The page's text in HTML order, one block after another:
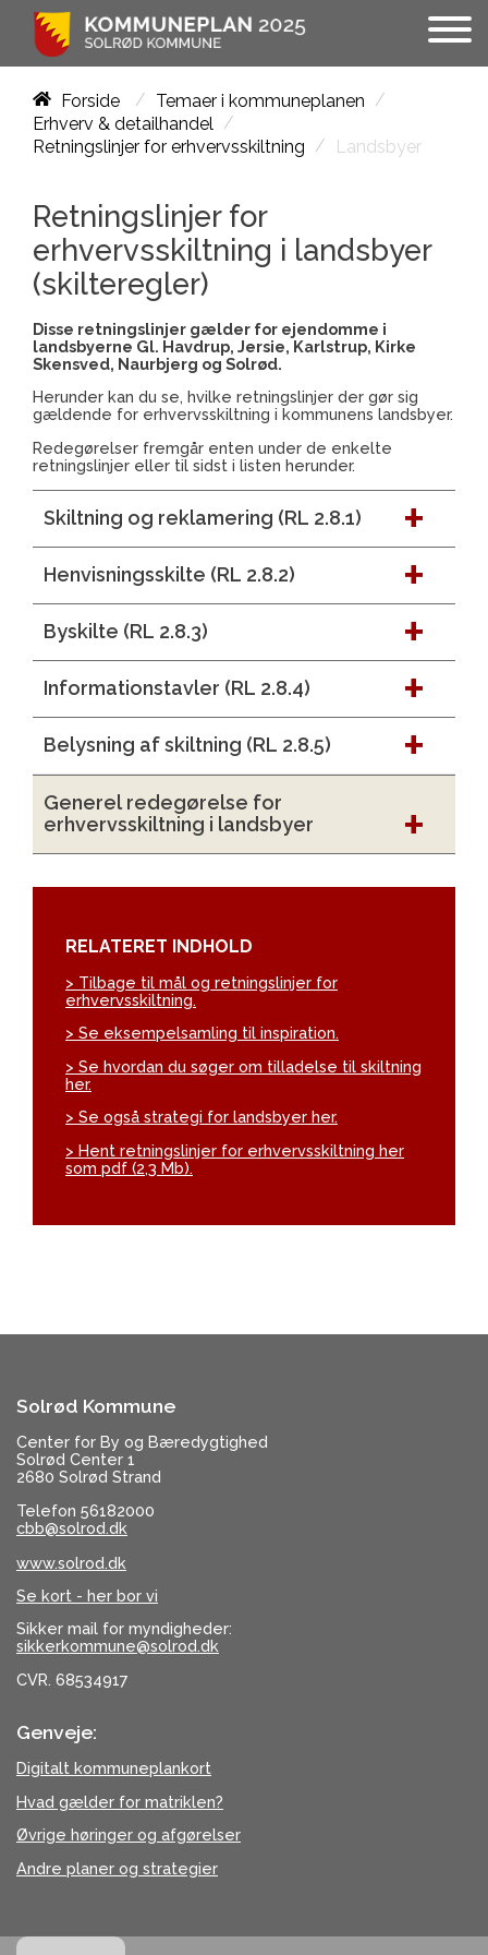
Forside / Temaer i kommuneplanen /
Erhverv & detailhandel /
Retningslinjer for erhvervsskiltning / Landsbyer
Retningslinjer for
erhvervsskiltning i landsbyer
(skilteregler)
Disse retningslinjer gælder for ejendomme i
landsbyerne Gl. Havdrup, Jersie, Karlstrup, Kirke
Skensved, Naurbjerg og Solrød.
Herunder kan du se, hvilke retningslinjer der gør sig
gældende for erhvervsskiltning i kommunens landsbyer.
Redegørelser fremgår enten under de enkelte
retningslinjer eller til sidst i listen herunder.
Skiltning og reklamering (RL 2.8.1)
Henvisningsskilte (RL 2.8.2)
Byskilte (RL 2.8.3)
Informationstavler (RL 2.8.4)
Belysning af skiltning (RL 2.8.5)
Generel redegørelse for
erhvervsskiltning i landsbyer
RELATERET INDHOLD
> Tilbage til mål og retningslinjer for
erhvervsskiltning.
> Se eksempelsamling til inspiration.
> Se hvordan du søger om tilladelse til skiltning
her.
> Se også strategi for landsbyer her.
> Hent retningslinjer for erhvervsskiltning her
som pdf (2,3 Mb).
Solrød Kommune
Center for By og Bæredygtighed
Solrød Center 1
2680 Solrød Strand
Telefon 56182000
cbb@solrod.dk
www.solrod.dk
Se kort - her bor vi
Sikker mail for myndigheder:
sikkerkommune@solrod.dk
CVR. 68534917
Genveje:
Digitalt kommuneplankort
Hvad gælder for matriklen?
Øvrige høringer og afgørelser
Andre planer og strategier